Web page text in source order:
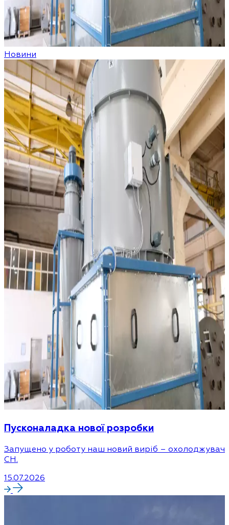
Новини
Пусконаладка нової розробки
Запущено у роботу наш новий виріб – охолоджувач
CH.
15.07.2026